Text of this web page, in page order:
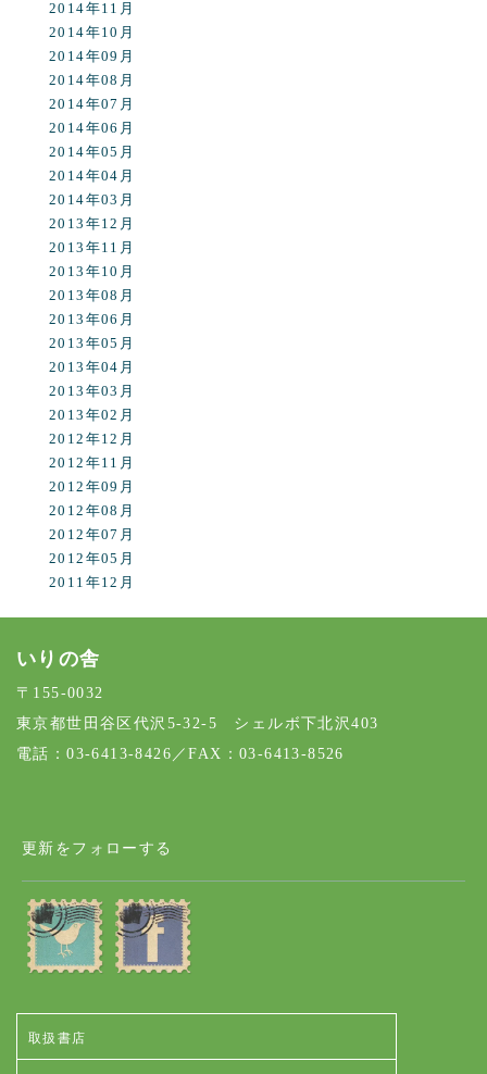
2014年11月
2014年10月
2014年09月
2014年08月
2014年07月
2014年06月
2014年05月
2014年04月
2014年03月
2013年12月
2013年11月
2013年10月
2013年08月
2013年06月
2013年05月
2013年04月
2013年03月
2013年02月
2012年12月
2012年11月
2012年09月
2012年08月
2012年07月
2012年05月
2011年12月
いりの舎
〒155-0032
東京都世田谷区代沢5-32-5 シェルボ下北沢403
電話：03-6413-8426／FAX：03-6413-8526
更新をフォローする
取扱書店